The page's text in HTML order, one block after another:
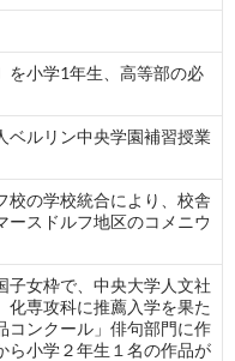
を小学1年生、高等部の必
ベルリン中央学園補習授業
校の学校統合により、校舎
ースドルフ地区のコメニウ
子女枠で、中央大学人文社
専攻科に推薦入学を果た
コンクール」俳句部門に作
ら小学２年生１名の作品が